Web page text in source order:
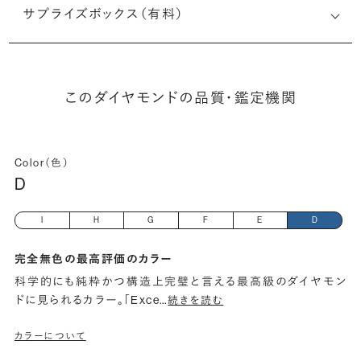
サプライズボックス（有料）
このダイヤモンドの品質・鑑定機関
Color（色）
D
H G F E D
完全無色の最高評価のカラー
科学的にも純粋かつ構造上完璧と言える最高級のダイヤモン
ドに見られるカラー。「Exce…続きを読む
カラーについて